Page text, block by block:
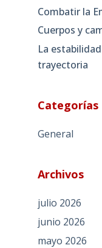
Combatir la
Cuerpos y
La
trayectoria
Categorías
General
Archivos
julio 2026
junio 2026
mayo 2026